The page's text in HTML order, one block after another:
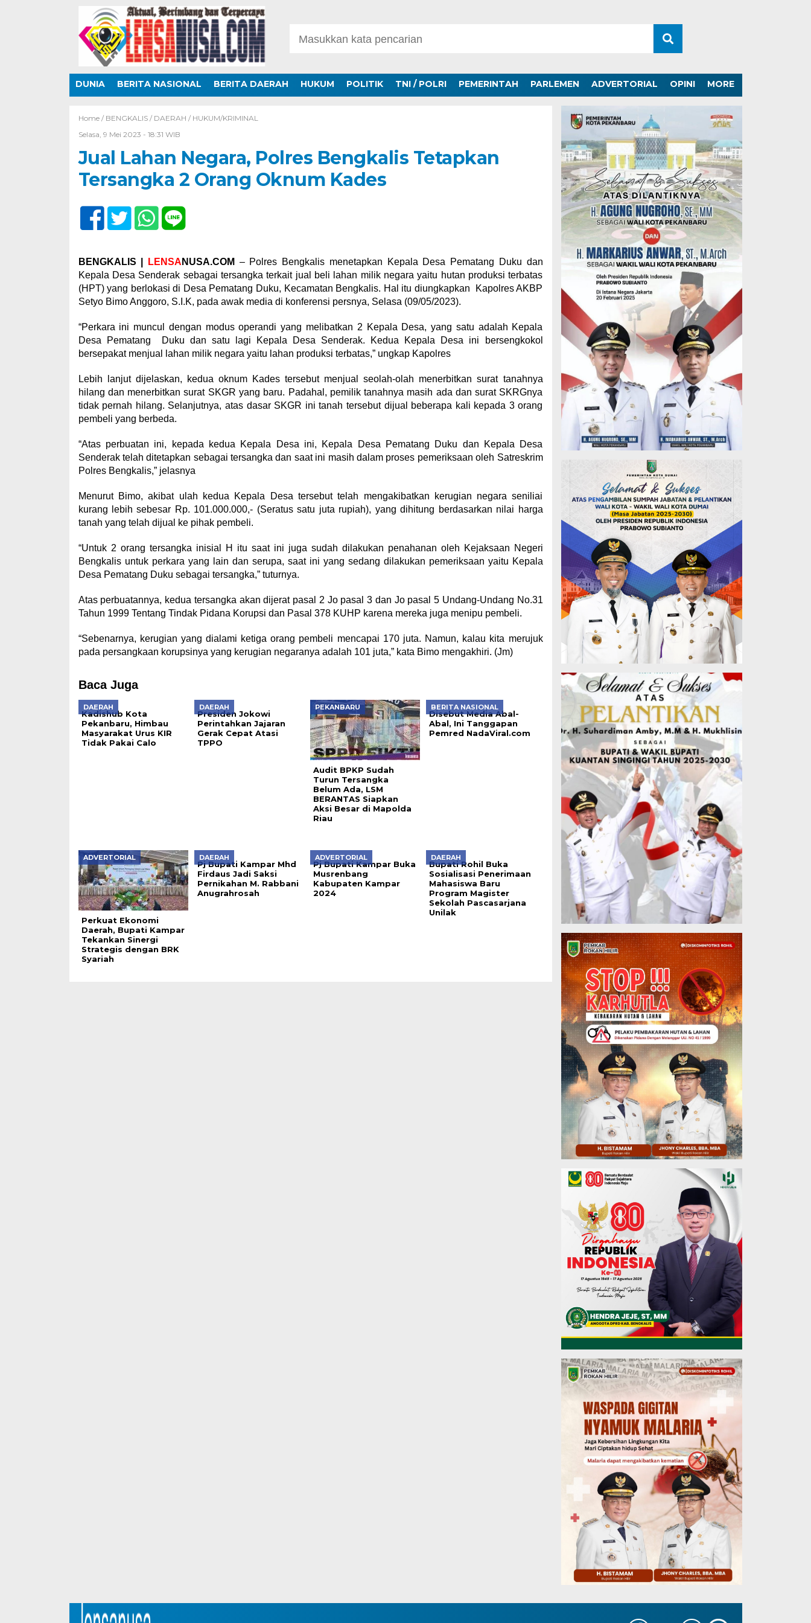
DUNIA BERITA NASIONAL BERITA DAERAH HUKUM POLITIK TNI / POLRI PEMERINTAH PARLEMEN ADVERTORIAL OPINI MORE
Home / BENGKALIS/ DAERAH / HUKUM/KRIMINAL
Selasa, 9 Mei 2023 - 18:31 WIB
Jual Lahan Negara, Polres Bengkalis Tetapkan
Tersangka 2 Orang Oknum Kades
BENGKALIS | LENSA NUSA.COM – Polres Bengkalis menetapkan Kepala Desa Pematang Duku dan
Kepala Desa Senderak sebagai tersangka terkait jual beli lahan milik negara yaitu hutan produksi terbatas
(HPT) yang berlokasi di Desa Pematang Duku, Kecamatan Bengkalis. Hal itu diungkapkan Kapolres AKBP
Setyo Bimo Anggoro, S.I.K, pada awak media di konferensi persnya, Selasa (09/05/2023).
“Perkara ini muncul dengan modus operandi yang melibatkan 2 Kepala Desa, yang satu adalah Kepala
Desa Pematang Duku dan satu lagi Kepala Desa Senderak. Kedua Kepala Desa ini bersengkokol
bersepakat menjual lahan milik negara yaitu lahan produksi terbatas,” ungkap Kapolres
Lebih lanjut dijelaskan, kedua oknum Kades tersebut menjual seolah-olah menerbitkan surat tanahnya
hilang dan menerbitkan surat SKGR yang baru. Padahal, pemilik tanahnya masih ada dan surat SKRGnya
tidak pernah hilang. Selanjutnya, atas dasar SKGR ini tanah tersebut dijual beberapa kali kepada 3 orang
pembeli yang berbeda.
“Atas perbuatan ini, kepada kedua Kepala Desa ini, Kepala Desa Pematang Duku dan Kepala Desa
Senderak telah ditetapkan sebagai tersangka dan saat ini masih dalam proses pemeriksaan oleh Satreskrim
Polres Bengkalis,” jelasnya
Menurut Bimo, akibat ulah kedua Kepala Desa tersebut telah mengakibatkan kerugian negara seniliai
kurang lebih sebesar Rp. 101.000.000,- (Seratus satu juta rupiah), yang dihitung berdasarkan nilai harga
tanah yang telah dijual ke pihak pembeli.
“Untuk 2 orang tersangka inisial H itu saat ini juga sudah dilakukan penahanan oleh Kejaksaan Negeri
Bengkalis untuk perkara yang lain dan serupa, saat ini yang sedang dilakukan pemeriksaan yaitu Kepala
Desa Pematang Duku sebagai tersangka,” tuturnya.
Atas perbuatannya, kedua tersangka akan dijerat pasal 2 Jo pasal 3 dan Jo pasal 5 Undang-Undang No.31
Tahun 1999 Tentang Tindak Pidana Korupsi dan Pasal 378 KUHP karena mereka juga menipu pembeli.
“Sebenarnya, kerugian yang dialami ketiga orang pembeli mencapai 170 juta. Namun, kalau kita merujuk
pada persangkaan korupsinya yang kerugian negaranya adalah 101 juta,” kata Bimo mengakhiri. (Jm)
Baca Juga
DAERAH
Kadishub Kota
Pekanbaru, Himbau
Masyarakat Urus KIR
Tidak Pakai Calo
DAERAH
Presiden Jokowi
Perintahkan Jajaran
Gerak Cepat Atasi
TPPO
PEKANBARU
Audit BPKP Sudah
Turun Tersangka
Belum Ada, LSM
BERANTAS Siapkan
Aksi Besar di Mapolda
Riau
BERITA NASIONAL
Disebut Media Abal-
Abal, Ini Tanggapan
Pemred NadaViral.com
ADVERTORIAL
Perkuat Ekonomi
Daerah, Bupati Kampar
Tekankan Sinergi
Strategis dengan BRK
Syariah
DAERAH
Pj Bupati Kampar Mhd
Firdaus Jadi Saksi
Pernikahan M. Rabbani
Anugrahrosah
ADVERTORIAL
Pj Bupati Kampar Buka
Musrenbang
Kabupaten Kampar
2024
DAERAH
Bupati Rohil Buka
Sosialisasi Penerimaan
Mahasiswa Baru
Program Magister
Sekolah Pascasarjana
Unilak